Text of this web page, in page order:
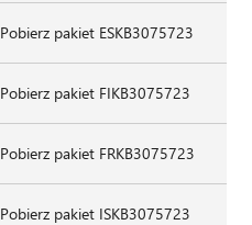
Pobierz pakiet ESKB3075723
Pobierz pakiet FIKB3075723
Pobierz pakiet FRKB3075723
Pobierz pakiet ISKB3075723